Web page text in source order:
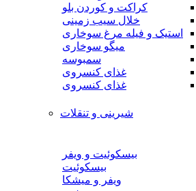
کراکت و کوردن بلو
خلال سیب زمینی
استیک و فیله مرغ سوخاری
میگو سوخاری
سمبوسه
غذای کنسروی
غذای کنسروی
شیرینی و تنقلات
بیسکوئیت و ویفر
بیسکوئیت
ویفر و میشکا